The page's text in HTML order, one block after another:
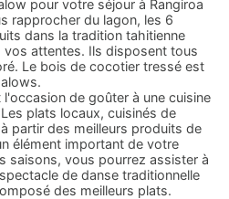
pour votre séjour à Rangiroa
rapprocher du lagon, les 6
dans la tradition tahitienne
vos attentes. Ils disposent tous
Le bois de cocotier tressé est
de goûter à une cuisine
plats locaux, cuisinés de
partir des meilleurs produits de
élément important de votre
saisons, vous pourrez assister à
de danse traditionnelle
des meilleurs plats.